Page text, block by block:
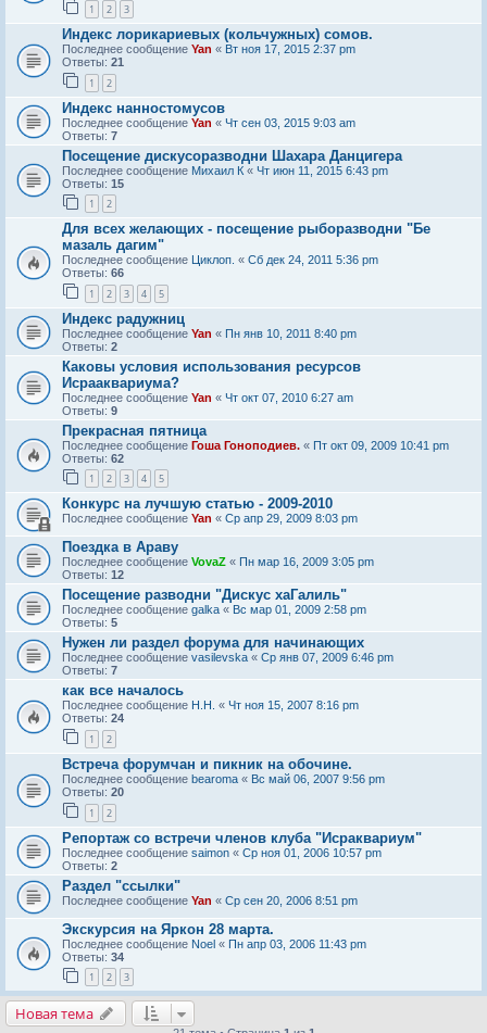
1 2 3
Индекс лорикариевых (кольчужных) сомов.
Последнее сообщение Yan « Вт ноя 17, 2015 2:37 pm
Ответы: 21
1 2
Индекс нанностомусов
Последнее сообщение Yan « Чт сен 03, 2015 9:03 am
Ответы: 7
Посещение дискусоразводни Шахара Данцигера
Последнее сообщение Михаил К « Чт июн 11, 2015 6:43 pm
Ответы: 15
1 2
Для всех желающих - посещение рыборазводни "Бе
мазаль дагим"
Последнее сообщение Циклоп. « Сб дек 24, 2011 5:36 pm
Ответы: 66
1 2 3 4 5
Индекс радужниц
Последнее сообщение Yan « Пн янв 10, 2011 8:40 pm
Ответы: 2
Каковы условия использования ресурсов
Исрааквариума?
Последнее сообщение Yan « Чт окт 07, 2010 6:27 am
Ответы: 9
Прекрасная пятница
Последнее сообщение Гоша Гоноподиев. « Пт окт 09, 2009 10:41 pm
Ответы: 62
1 2 3 4 5
Конкурс на лучшую статью - 2009-2010
Последнее сообщение Yan « Ср апр 29, 2009 8:03 pm
Поездка в Араву
Последнее сообщение VovaZ « Пн мар 16, 2009 3:05 pm
Ответы: 12
Посещение разводни "Дискус хаГалиль"
Последнее сообщение galka « Вс мар 01, 2009 2:58 pm
Ответы: 5
Нужен ли раздел форума для начинающих
Последнее сообщение vasilevska « Ср янв 07, 2009 6:46 pm
Ответы: 7
как все началось
Последнее сообщение Н.Н. « Чт ноя 15, 2007 8:16 pm
Ответы: 24
1 2
Встреча форумчан и пикник на обочине.
Последнее сообщение bearoma « Вс май 06, 2007 9:56 pm
Ответы: 20
1 2
Репортаж со встречи членов клуба "Исраквариум"
Последнее сообщение saimon « Ср ноя 01, 2006 10:57 pm
Ответы: 2
Раздел "ссылки"
Последнее сообщение Yan « Ср сен 20, 2006 8:51 pm
Экскурсия на Яркон 28 марта.
Последнее сообщение Noel « Пн апр 03, 2006 11:43 pm
Ответы: 34
1 2 3
Новая тема